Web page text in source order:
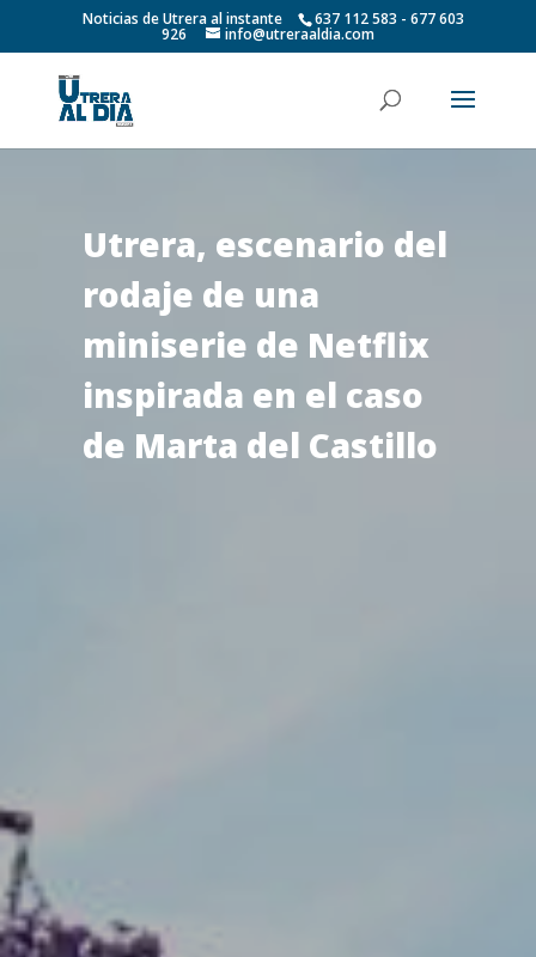
Noticias de Utrera al instante 637 112 583 - 677 603
926 info@utreraaldia.com
Utrera, escenario del
rodaje de una
miniserie de Netflix
inspirada en el caso
de Marta del Castillo